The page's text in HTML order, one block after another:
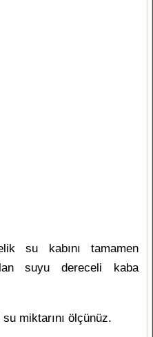
su kabını tamamen
suyu dereceli kaba
miktarını ölçünüz.